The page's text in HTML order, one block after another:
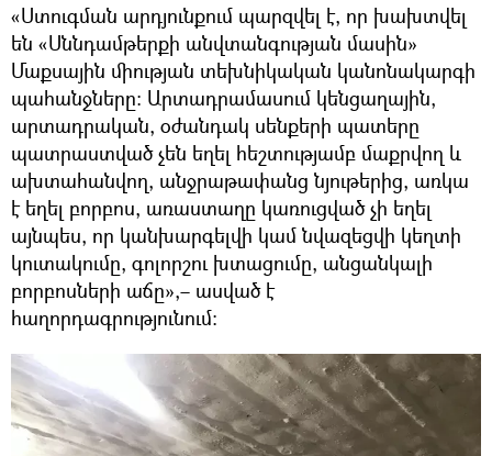
«Ստուգման արդյունքում պարզվել է, որ խախտվել
են «Սննդամթերքի անվտանգության մասին»
Մաքսային միության տեխնիկական կանոնակարգի
պահանջները։ Արտադրամասում կենցաղային,
արտադրական, օժանդակ սենքերի պատերը
պատրաստված չեն եղել հեշտությամբ մաքրվող և
ախտահանվող, անջրաթափանց նյութերից, առկա
է եղել բորբոս, առաստաղը կառուցված չի եղել
այնպես, որ կանխարգելվի կամ նվազեցվի կեղտի
կուտակումը, գոլորշու խտացումը, անցանկալի
բորբոսների աճը»,– ասված է
հաղորդագրությունում։